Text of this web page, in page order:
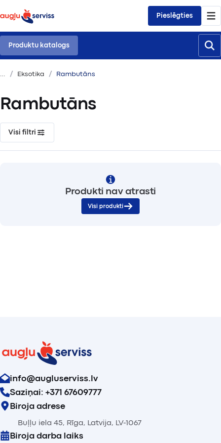
Pieslēgties
Produktu katalogs
Eksotika Rambutāns
Rambutāns
Visi filtri
Produkti nav atrasti
Visi produkti
info@augluserviss.lv
Saziņai: +371 67609777
Biroja adrese
Buļļu iela 45, Rīga, Latvija, LV-1067
Biroja darba laiks